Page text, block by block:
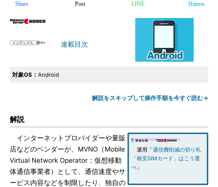
Share Post LINE Hatena
連載目次
対象OS： Android
解説をスキップして操作手順を今すぐ読む→
解説
・ 運用「通信費削減の切り札
「格安SIMカード」はこう選
べ 」
インターネットプロバイダーや量販
店などのベンダーが、MVNO（Mobile
Virtual Network Operator：仮想移動
体通信事業者）として、通信速度やサ
ービス内容などを制限したり、独自の